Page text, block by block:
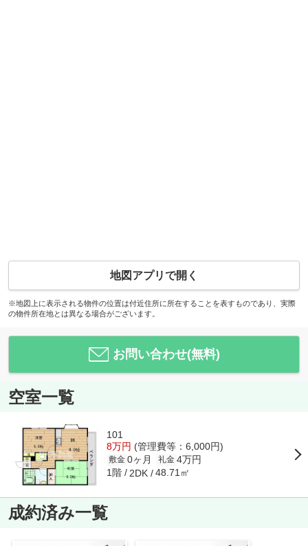
地図アプリで開く
※地図上に表示される物件の位置は付近住所に所在することを表すものであり、実際
の物件所在地とは異なる場合がございます。
お問い合わせ(無料)
空室一覧
101
8万円 (管理費等：6,000円)
敷金 0ヶ月 礼金 4万円
1階 2DK 48.71㎡
成約済み一覧